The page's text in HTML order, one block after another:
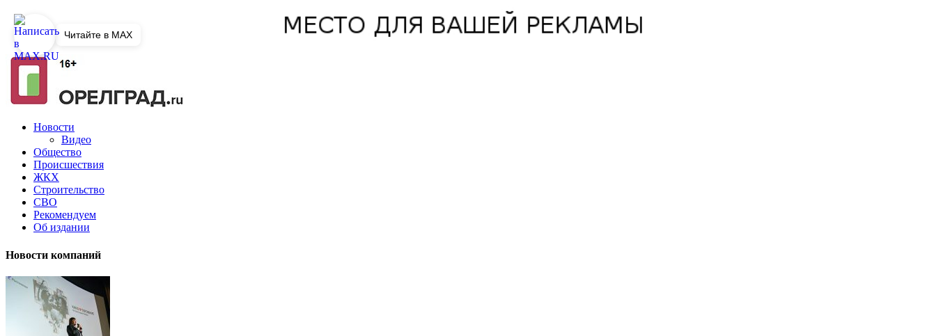
Новости
Видео
Общество
Происшествия
ЖКХ
Строительство
СВО
Рекомендуем
Об издании
Новости компаний
Читайте в MAX